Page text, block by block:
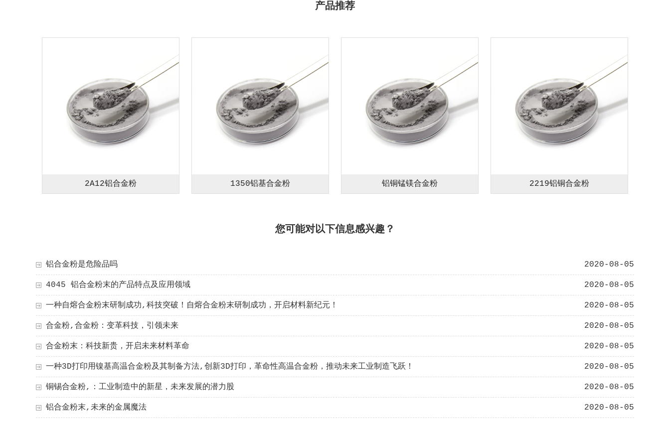
产品推荐
2A12铝合金粉 1350铝基合金粉 铝铜锰镁合金粉 2219铝铜合金粉
您可能对以下信息感兴趣？
2020-08-05
铝合金粉是危险品吗
2020-08-05
4045 铝合金粉末的产品特点及应用领域
2020-08-05
一种自熔合金粉末研制成功,科技突破！自熔合金粉末研制成功，开启材料新纪元！
2020-08-05
合金粉,合金粉：变革科技，引领未来
2020-08-05
合金粉末：科技新贵，开启未来材料革命
2020-08-05
一种3D打印用镍基高温合金粉及其制备方法,创新3D打印，革命性高温合金粉，推动未来工业制造飞跃！
2020-08-05
铜锡合金粉,：工业制造中的新星，未来发展的潜力股
2020-08-05
铝合金粉末,未来的金属魔法